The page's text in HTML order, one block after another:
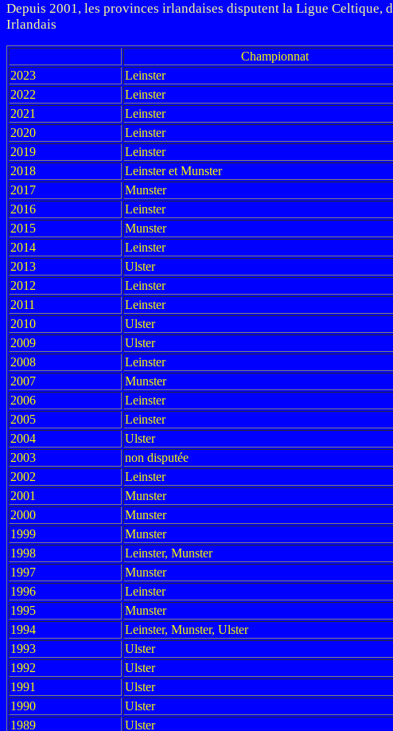
Depuis 2001, les provinces irlandaises disputent la Ligue
Irlandais
Championnat
2023
Leinster
2022
Leinster
2021
Leinster
2020
Leinster
2019
Leinster
2018
Leinster et Munster
2017
Munster
2016
Leinster
2015
Munster
2014
Leinster
2013
Ulster
2012
Leinster
2011
Leinster
2010
Ulster
2009
Ulster
2008
Leinster
2007
Munster
2006
Leinster
2005
Leinster
2004
Ulster
2003
non disputée
2002
Leinster
2001
Munster
2000
Munster
1999
Munster
1998
Leinster, Munster
1997
Munster
1996
Leinster
1995
Munster
1994
Leinster, Munster, Ulster
1993
Ulster
1992
Ulster
1991
Ulster
1990
Ulster
1989
Ulster